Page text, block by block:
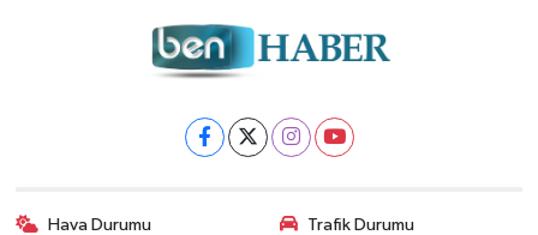
Hava Durumu Trafik Durumu